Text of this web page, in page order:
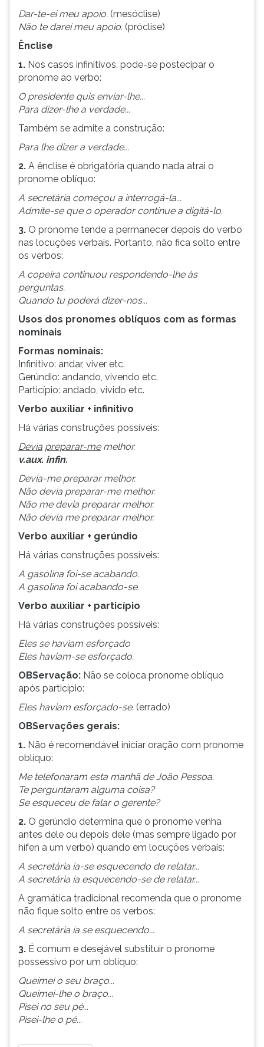
Dar-te-ei meu apoio. (mesóclise)
Não te darei meu apoio. (próclise)
Ênclise
1. Nos casos infinitivos, pode-se postecipar o
pronome ao verbo:
O presidente quis enviar-lhe...
Para dizer-lhe a verdade...
Também se admite a construção:
Para lhe dizer a verdade...
2. A ênclise é obrigatória quando nada atrai o
pronome oblíquo:
A secretária começou a interrogá-la...
Admite-se que o operador continue a digitá-lo.
3. O pronome tende a permanecer depois do verbo
nas locuções verbais. Portanto, não fica solto entre
os verbos:
A copeira continuou respondendo-lhe às
perguntas.
Quando tu poderá dizer-nos...
Usos dos pronomes oblíquos com as formas
nominais
Formas nominais:
Infinitivo: andar, viver etc.
Gerúndio: andando, vivendo etc.
Particípio: andado, vivido etc.
Verbo auxiliar + infinitivo
Há várias construções possíveis:
Devia preparar-memelhor.
v.aux. infin.
Devia-me preparar melhor.
Não devia preparar-me melhor.
Não me devia preparar melhor.
Não devia me preparar melhor.
Verbo auxiliar + gerúndio
Há várias construções possíveis:
A gasolina foi-se acabando.
A gasolina foi acabando-se.
Verbo auxiliar + particípio
Há várias construções possíveis:
Eles se haviam esforçado
Eles haviam-se esforçado.
OBServação: Não se coloca pronome oblíquo
após particípio:
Eles haviam esforçado-se. (errado)
OBServações gerais:
1. Não é recomendável iniciar oração com pronome
oblíquo:
Me telefonaram esta manhã de João Pessoa.
Te perguntaram alguma coisa?
Se esqueceu de falar o gerente?
2. O gerúndio determina que o pronome venha
antes dele ou depois dele (mas sempre ligado por
hífen a um verbo) quando em locuções verbais:
A secretária ia-se esquecendo de relatar...
A secretária ia esquecendo-se de relatar...
A gramática tradicional recomenda que o pronome
não fique solto entre os verbos:
A secretária ia se esquecendo...
3. É comum e desejável substituir o pronome
possessivo por um oblíquo:
Queimei o seu braço...
Queimei-lhe o braço...
Pisei no seu pé...
Pisei-lhe o pé...